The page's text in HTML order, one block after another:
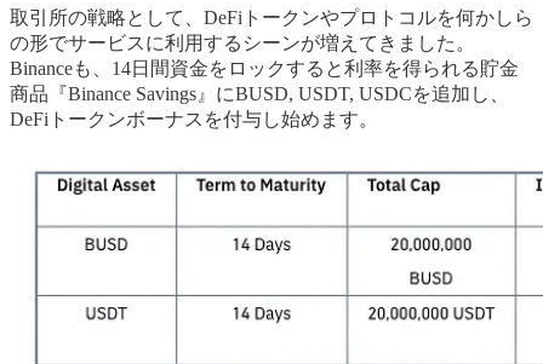
取引所の戦略として、DeFiトークンやプロトコルを何かしら
の形でサービスに利用するシーンが増えてきました。
Binanceも、14日間資金をロックすると利率を得られる貯金
商品『Binance Savings』にBUSD, USDT, USDCを追加し、
DeFiトークンボーナスを付与し始めます。